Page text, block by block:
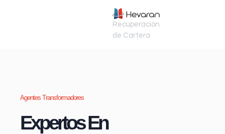
Recuperación
de Cartera
Agentes Transformadores
Expertos En